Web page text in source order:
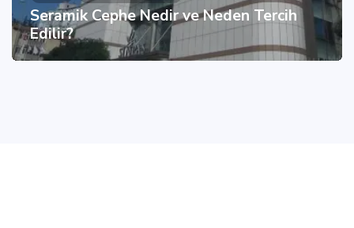
Seramik Cephe Nedir ve Neden Tercih
Edilir?